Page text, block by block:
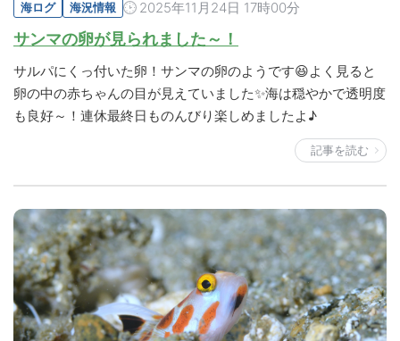
海ログ 海況情報 2025年11月24日 17時00分
サンマの卵が見られました～！
サルパにくっ付いた卵！サンマの卵のようです😆よく見ると
卵の中の赤ちゃんの目が見えていました✨海は穏やかで透明度
も良好～！連休最終日ものんびり楽しめましたよ♪
記事を読む